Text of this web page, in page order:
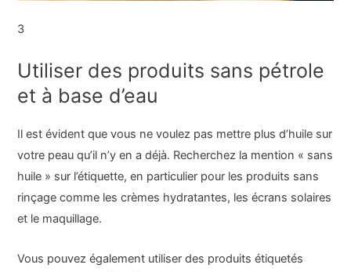
3
Utiliser des produits sans pétrole
et à base d’eau
Il est évident que vous ne voulez pas mettre plus d’huile sur
votre peau qu’il n’y en a déjà. Recherchez la mention « sans
huile » sur l’étiquette, en particulier pour les produits sans
rinçage comme les crèmes hydratantes, les écrans solaires
et le maquillage.
Vous pouvez également utiliser des produits étiquetés